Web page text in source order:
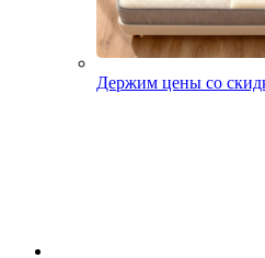
Держим цены со